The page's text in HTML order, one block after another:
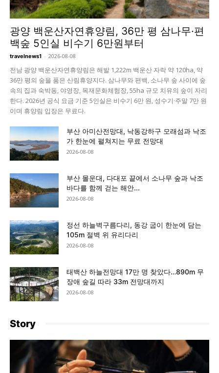
광양 백운산자연휴양림, 36만 평 삼나무·편
백숲 5인실 비수기 6만원부터
travelnews1 - 2026-08-08
전남 광양 백운산자연휴양림은 해발 1,222m 백운산 자락 약 120ha, 약
36만 평의 숲을 품은 산림휴양지다. 삼나무와 편백, 소나무 숲 사이에 숲
속의 집과 숙박동, 야영장, 목재문화체험장, 55ha 규모 치유의 숲이 자리
한다. 2026년 공식 요금 기준 5인실은 비수기 6만 원, 성수기·주말 7만 원
이며 휴양림 입장은 무료다.
부산 아미산전망대, 낙동강하구 모래섬과 낙조
가 한눈에 펼쳐지는 무료 전망대
2026-08-08
부산 몰운대, 다대포 끝에서 소나무 숲과 낙조
바다를 함께 걷는 해안...
2026-08-08
정선 하늘벽구름다리, 동강 굽이 한눈에 담는
105m 절벽 위 유리다리
2026-08-08
태백산 하늘전망대 17만 명 찾았다…890m 무
장애 숲길 따라 33m 전망대까지
2026-08-08
Story